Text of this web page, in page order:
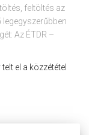
feltöltés az
legegyszerűbben
Az ÉTDR –
telt el a közzététel